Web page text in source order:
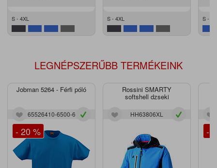
S - 4XL S - 4XL S -
LEGNÉPSZERŰBB TERMÉKEINK
Jobman 5264 - Férfi póló
65526410-6500-6
- 20 %
Rossini SMARTY
softshell dzseki
HH63806XL
-